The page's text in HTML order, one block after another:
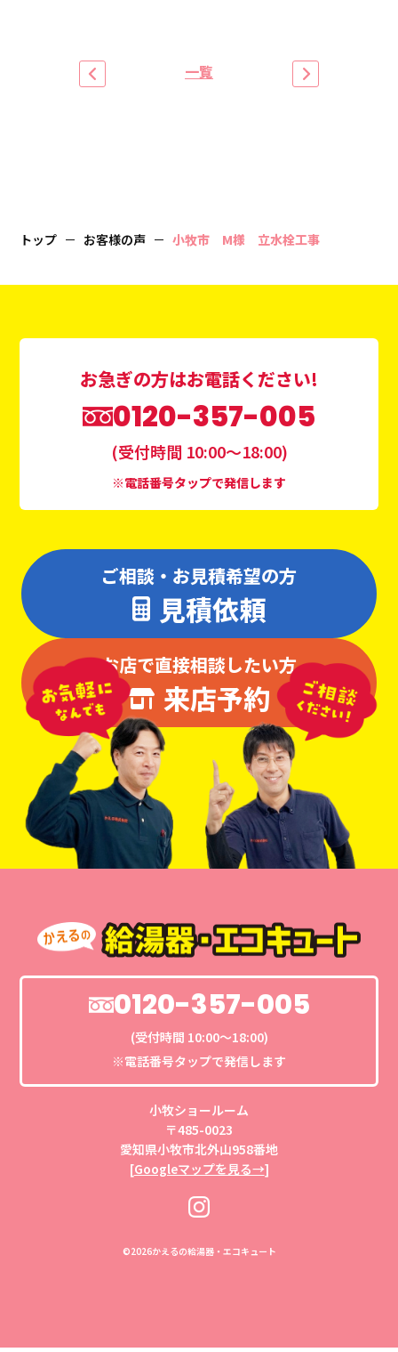
一覧
トップ お客様の声 小牧市 M様 立水栓工事
お急ぎの方はお電話ください!
0120-357-005
(受付時間 10:00〜18:00)
※電話番号タップで発信します
ご相談・お見積希望の方
見積依頼
お店で直接相談したい方
来店予約
0120-357-005
(受付時間 10:00〜18:00)
※電話番号タップで発信します
小牧ショールーム
〒485-0023
愛知県小牧市北外山958番地
[Googleマップを見る→]
©2026かえるの給湯器・エコキュート